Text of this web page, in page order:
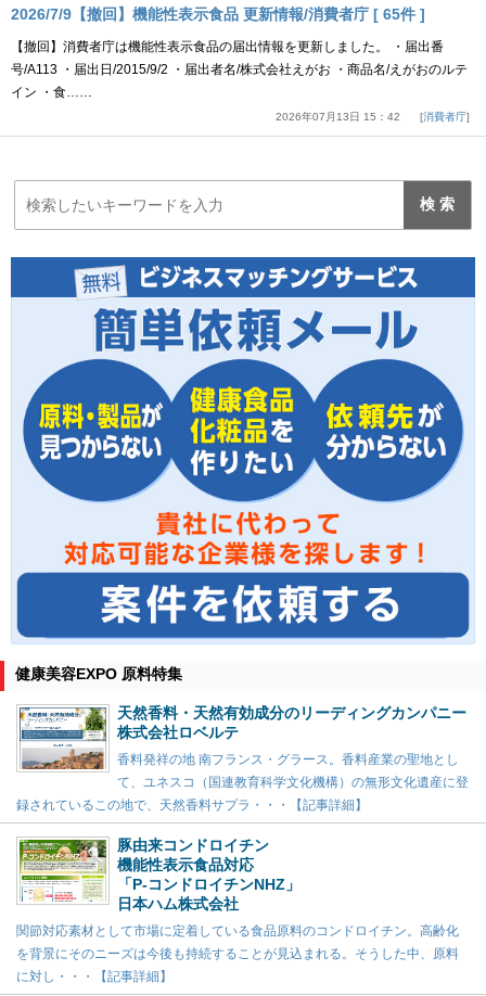
2026/7/9【撤回】機能性表示食品 更新情報/消費者庁 [ 65件 ]
【撤回】消費者庁は機能性表示食品の届出情報を更新しました。 ・届出番
号/A113 ・届出日/2015/9/2 ・届出者名/株式会社えがお ・商品名/えがおのルテ
イン ・食……
2026年07月13日 15：42 消費者庁
健康美容EXPO 原料特集
天然香料・天然有効成分のリーディングカンパニー
株式会社ロベルテ
香料発祥の地 南フランス・グラース。香料産業の聖地とし
て、ユネスコ（国連教育科学文化機構）の無形文化遺産に登
録されているこの地で、天然香料サプラ・・・【記事詳細】
豚由来コンドロイチン
機能性表示食品対応
「P-コンドロイチンNHZ」
日本ハム株式会社
関節対応素材として市場に定着している食品原料のコンドロイチン。高齢化
を背景にそのニーズは今後も持続することが見込まれる。そうした中、原料
に対し・・・【記事詳細】